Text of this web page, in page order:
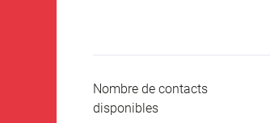
Nombre de contacts
disponibles